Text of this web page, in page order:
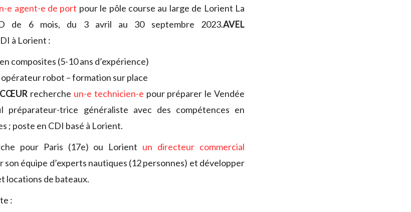
e agent-e de port pour le pôle course au large de Lorient La
de 6 mois, du 3 avril au 30 septembre 2023.AVEL
à Lorient :
composites (5-10 ans d’expérience)
robot – formation sur place
recherche un-e technicien-e pour préparer le Vendée
préparateur-trice généraliste avec des compétences en
; poste en CDI basé à Lorient.
pour Paris (17e) ou Lorient un directeur commercial
son équipe d’experts nautiques (12 personnes) et développer
locations de bateaux.
: